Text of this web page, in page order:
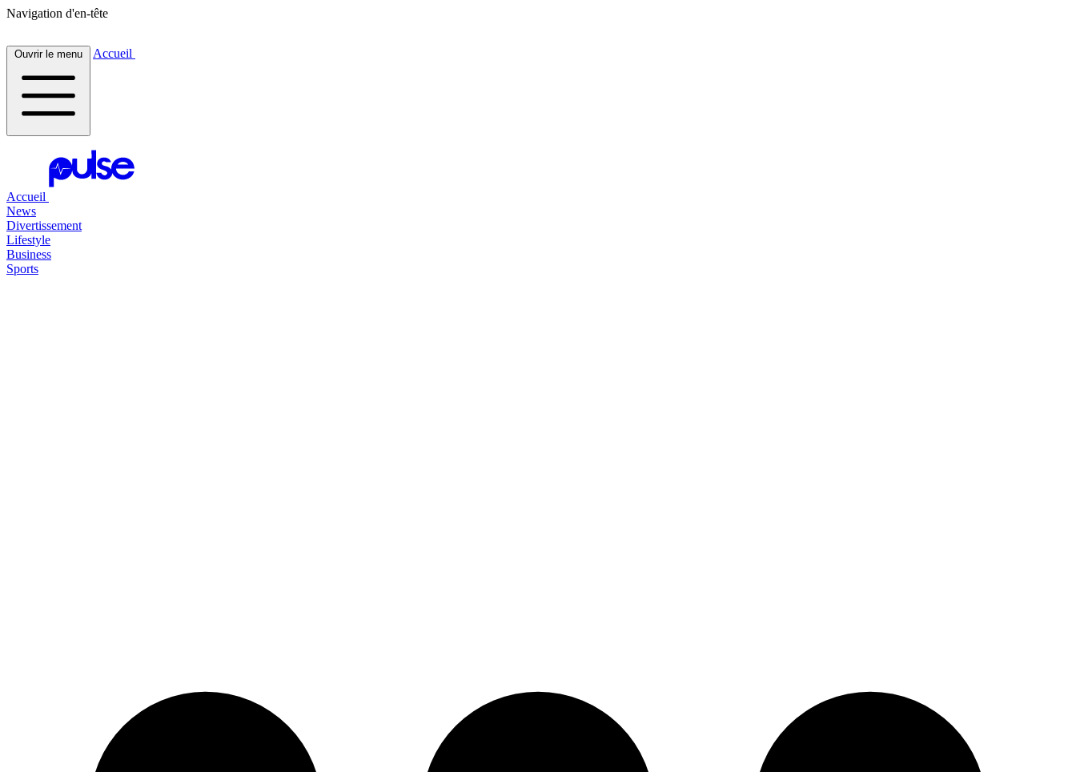
Navigation d'en-tête
Ouvrir le menu Accueil
Accueil
News
Divertissement
Lifestyle
Business
Sports